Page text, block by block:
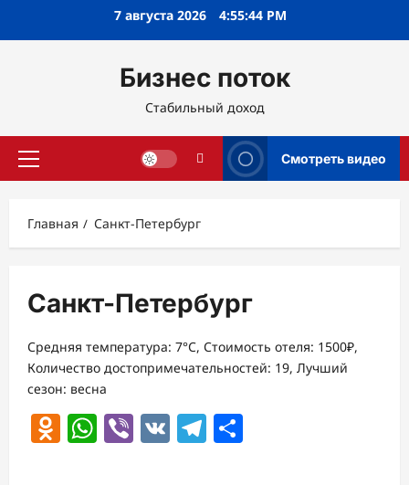
7 августа 2026 4:55:45 PM
Бизнес поток
Стабильный доход
Основное
Смотреть видео
Главная Санкт-Петербург
Санкт-Петербург
Средняя температура: 7°C, Стоимость отеля: 1500₽,
Количество достопримечательностей: 19, Лучший
сезон: весна
Odnoklassniki
WhatsApp
Viber
VK Telegram